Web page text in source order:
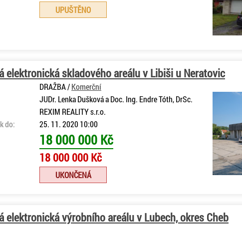
UPUŠTĚNO
elektronická skladového areálu v Libiši u Neratovic
DRAŽBA /Komerční
JUDr. Lenka Dušková a Doc. Ing. Endre Tóth, DrSc.
REXIM REALITY s.r.o.
do:
25. 11. 2020 10:00
18 000 000 Kč
18 000 000 Kč
UKONČENÁ
elektronická výrobního areálu v Lubech, okres Cheb